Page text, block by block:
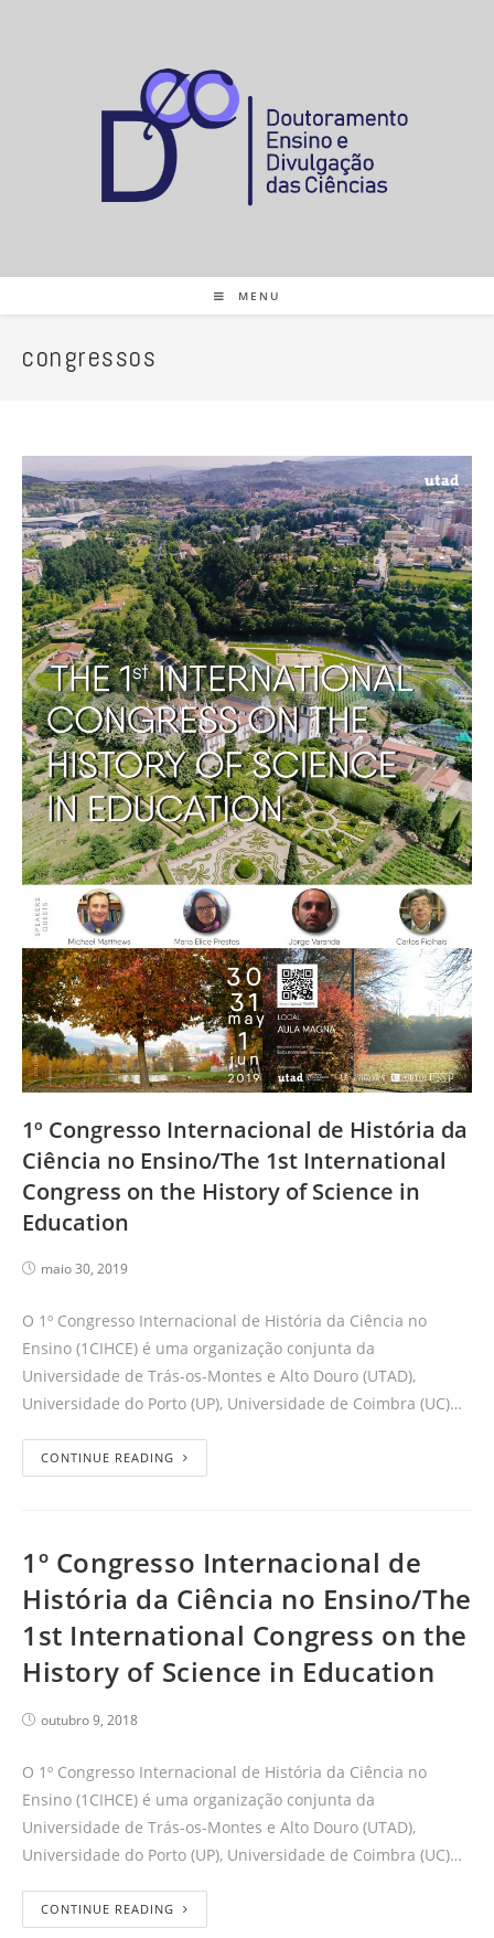
MENU
congressos
1º Congresso Internacional de História da
Ciência no Ensino/The 1st International
Congress on the History of Science in
Education
maio 30, 2019
O 1º Congresso Internacional de História da Ciência no
Ensino (1CIHCE) é uma organização conjunta da
Universidade de Trás-os-Montes e Alto Douro (UTAD),
Universidade do Porto (UP), Universidade de Coimbra (UC)…
CONTINUE READING
1º Congresso Internacional de
História da Ciência no Ensino/The
1st International Congress on the
History of Science in Education
outubro 9, 2018
O 1º Congresso Internacional de História da Ciência no
Ensino (1CIHCE) é uma organização conjunta da
Universidade de Trás-os-Montes e Alto Douro (UTAD),
Universidade do Porto (UP), Universidade de Coimbra (UC)…
CONTINUE READING